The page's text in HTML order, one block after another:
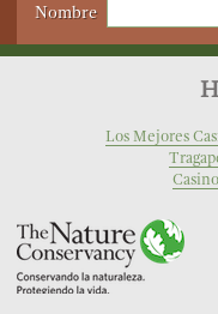
Nombre
Los Mejores